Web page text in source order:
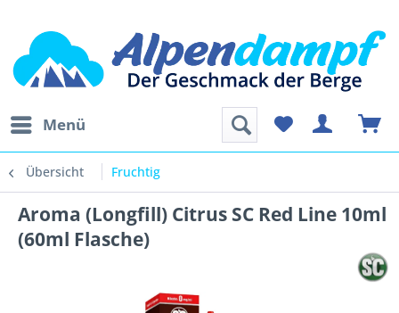
Menü
Übersicht Fruchtig
Aroma (Longfill) Citrus SC Red Line 10ml
(60ml Flasche)